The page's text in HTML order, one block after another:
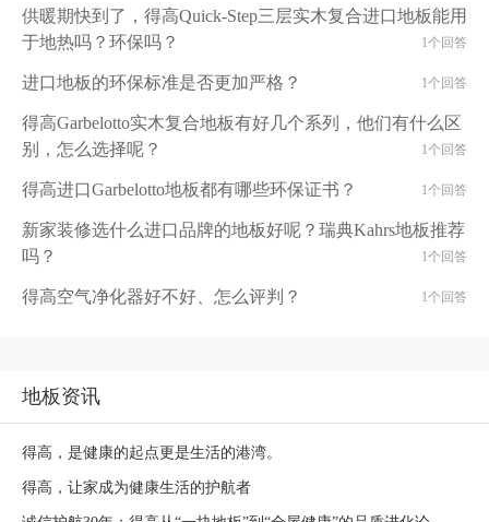
供暖期快到了，得高Quick-Step三层实木复合进口地板能用
于地热吗？环保吗？
1个回答
进口地板的环保标准是否更加严格？ 1个回答
得高Garbelotto实木复合地板有好几个系列，他们有什么区
别，怎么选择呢？
1个回答
得高进口Garbelotto地板都有哪些环保证书？ 1个回答
新家装修选什么进口品牌的地板好呢？瑞典Kahrs地板推荐
吗？
1个回答
得高空气净化器好不好、怎么评判？ 1个回答
地板资讯
得高，是健康的起点更是生活的港湾。
得高，让家成为健康生活的护航者